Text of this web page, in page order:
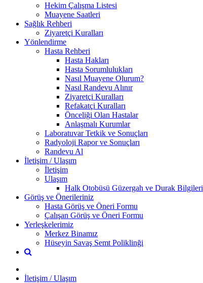
Hekim Çalışma Listesi
Muayene Saatleri
Sağlık Rehberi
Ziyaretçi Kuralları
Yönlendirme
Hasta Rehberi
Hasta Hakları
Hasta Sorumlulukları
Nasıl Muayene Olurum?
Nasıl Randevu Alınır
Ziyaretçi Kuralları
Refakatçi Kuralları
Önceliği Olan Hastalar
Anlaşmalı Kurumlar
Laboratuvar Tetkik ve Sonuçları
Radyoloji Rapor ve Sonuçları
Randevu Al
İletişim / Ulaşım
İletişim
Ulaşım
Halk Otobüsü Güzergah ve Durak Bilgileri
Görüş ve Önerileriniz
Hasta Görüş ve Öneri Formu
Çalışan Görüş ve Öneri Formu
Yerleşkelerimiz
Merkez Binamız
Hüseyin Savaş Semt Poliklinği
İletişim / Ulaşım